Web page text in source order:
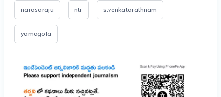
narasaraju ntr s.venkatarathnam
yamagola